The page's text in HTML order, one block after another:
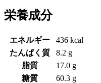
栄養成分
エネルギー
436 kcal
たんぱく質
8.2 g
脂質
17.0 g
糖質
60.3 g